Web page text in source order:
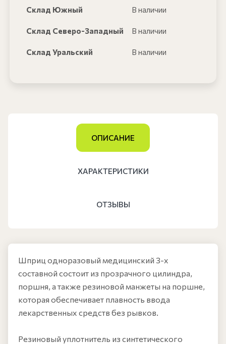
Склад Южный В наличии
Склад Северо-Западный В наличии
Склад Уральский В наличии
ОПИСАНИЕ
ХАРАКТЕРИСТИКИ
ОТЗЫВЫ
Шприц одноразовый медицинский 3-х
составной состоит из прозрачного цилиндра,
поршня, а также резиновой манжеты на поршне,
которая обеспечивает плавность ввода
лекарственных средств без рывков.
Резиновый уплотнитель из синтетического